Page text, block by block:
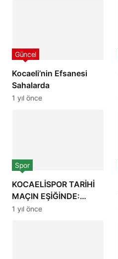
Kocaeli’nin Efsanesi
Sahalarda
Güncel
1 yıl önce
KOCAELİSPOR TARİHİ
MAÇIN EŞİĞİNDE:
YENERSEK
Spor
1 yıl önce